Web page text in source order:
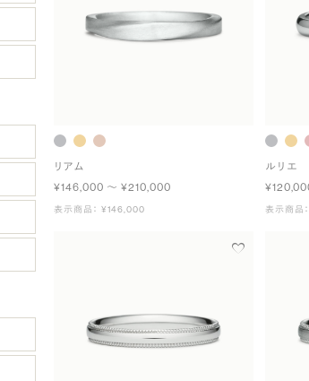
リアム
¥146,000 〜 ¥210,000
表示商品： ¥146,000
ルリエ
表示商品